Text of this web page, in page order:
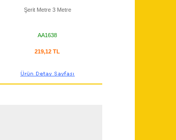
Şerit Metre 3 Metre
AA1638
219,12 TL